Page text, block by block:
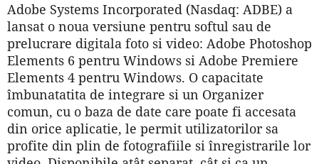
Adobe Systems Incorporated (Nasdaq: ADBE) a
lansat o noua versiune pentru softul sau de
prelucrare digitala foto si video: Adobe Photoshop
Elements 6 pentru Windows si Adobe Premiere
Elements 4 pentru Windows. O capacitate
îmbunatatita de integrare si un Organizer
comun, cu o baza de date care poate fi accesata
din orice aplicatie, le permit utilizatorilor sa
profite din plin de fotografiile si înregistrarile lor